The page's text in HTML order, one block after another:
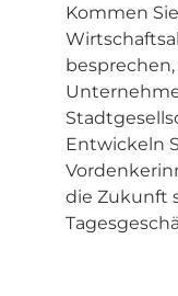
Kommen
Entwickeln
die Zukunft